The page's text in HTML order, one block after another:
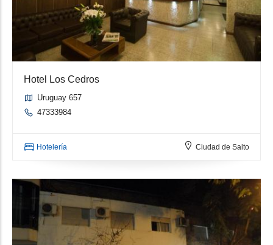
Hotel Los Cedros
Uruguay 657
47333984
Hotelería Ciudad de Salto